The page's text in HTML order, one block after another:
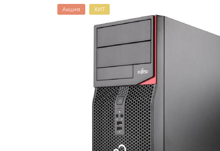
Акция ХИТ